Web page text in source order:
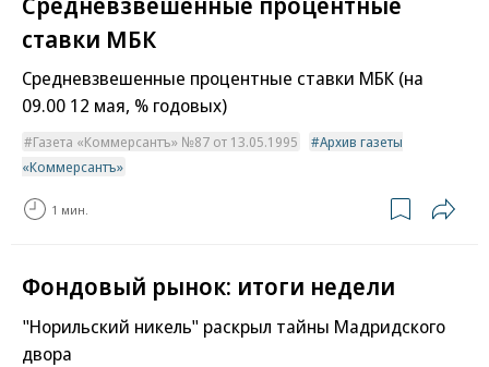
ставки МБК
Средневзвешенные процентные ставки МБК (на
09.00 12 мая, % годовых)
Газета «Коммерсантъ» №87 от 13.05.1995
Архив газеты
«Коммерсантъ»
1 мин.
Фондовый рынок: итоги недели
"Норильский никель" раскрыл тайны Мадридского
двора